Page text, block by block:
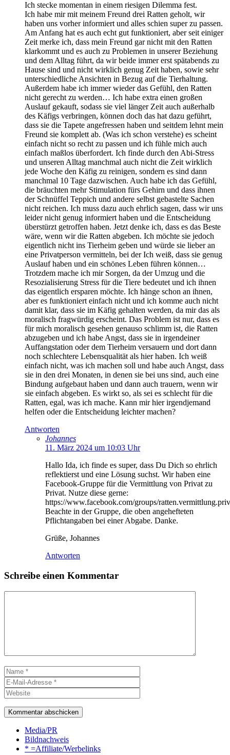
Ich stecke momentan in einem riesigen Dilemma fest.
Ich habe mir mit meinem Freund drei Ratten geholt, wir
haben uns vorher informiert und alles schien super zu passen.
Am Anfang hat es auch echt gut funktioniert, aber seit einiger
Zeit merke ich, dass mein Freund gar nicht mit den Ratten
klarkommt und es auch zu Problemen in unserer Beziehung
und dem Alltag führt, da wir beide immer erst spätabends zu
Hause sind und nicht wirklich genug Zeit haben, sowie sehr
unterschiedliche Ansichten in Bezug auf die Tierhaltung.
Außerdem habe ich immer wieder das Gefühl, den Ratten
nicht gerecht zu werden… Ich habe extra einen großen
Auslauf gekauft, sodass sie viel länger Zeit auch außerhalb
des Käfigs verbringen, können doch das hat dazu geführt,
dass sie die Tapete angefressen haben und seitdem lehnt mein
Freund sie komplett ab. (Was ich schon verstehe) es scheint
einfach nicht so recht zu passen und ich fühle mich auch
einfach maßlos überfordert. Ich finde durch den Abi-Stress
und unseren Alltag manchmal auch nicht die Zeit wirklich
jede Woche den Käfig zu reinigen, sondern es sind dann
manchmal 10 Tage dazwischen. Auch habe ich das Gefühl,
die bräuchten mehr Stimulation fürs Gehirn und dass ihnen
der Schnüffel Teppich und andere selbst gebastelte Sachen
nicht reichen. Ich muss dazu auch ehrlich sagen, dass wir uns
leider nicht genug informiert haben und die Entscheidung
überstürzt getroffen haben. Jetzt denke ich, dass es das Beste
wäre, wenn wir die Ratten abgeben. Ich möchte sie jedoch
eigentlich nicht ins Tierheim geben und würde sie lieber an
eine Privatperson vermitteln, bei der Ich weiß, dass sie genug
Auslauf haben und ein schönes Leben führen können…
Trotzdem mache ich mir Sorgen, da der Umzug und die
Resozialisierung Stress für die Tiere bedeutet und ich ihnen
das eigentlich ersparen möchte. Ich hänge schon an ihnen,
aber es funktioniert einfach nicht und ich komme auch nicht
damit klar, dass sie im Käfig gehalten werden, da mir das als
moralisch fragwürdig erscheint. Das Problem ist nur, dass es
für mich moralisch gesehen genauso schlimm ist, die Ratten
abzugeben und ich habe Angst, dass sie in irgendeiner
Auffangstation oder dem Tierheim versauern und dort dann
noch schlechtere Lebensqualität als hier haben. Ich weiß
einfach nicht, was ich machen soll und habe auch Angst, dass
sie in den drei Monaten, in denen sie bei uns sind, auch eine
Bindung aufgebaut haben und dann auch trauern, wenn wir
sie einfach abgeben. Es wirkt so, als sei es schlecht für die
Ratten, egal, was ich mache. Kann mir hier irgendjemand
helfen oder die Entscheidung leichter machen?
Antworten
Johannes
11. März 2024 um 10:03 Uhr
Hallo Ida, ich finde es super, dass Du Dich so ehrlich
reflektierst und eine Lösung suchst. Wir haben eine
Facebook-Gruppe für die Vermittlung von Privat zu
Privat. Nutze diese gerne:
https://www.facebook.com/groups/
Beachte in der Gruppe, die oben angehefteten
Pflichtangaben bei einer Abgabe. Danke.
Grüße, Johannes
Antworten
Schreibe einen Kommentar
Name
Mail-
Adresse
Media/PR
Bildnachweis
* =Affiliate/Werbelinks